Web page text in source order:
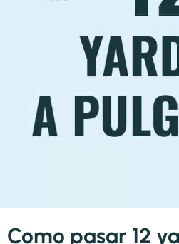
Como pasar 12